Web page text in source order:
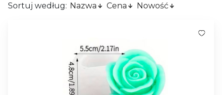
Sortuj według: Nazwa Cena Nowość